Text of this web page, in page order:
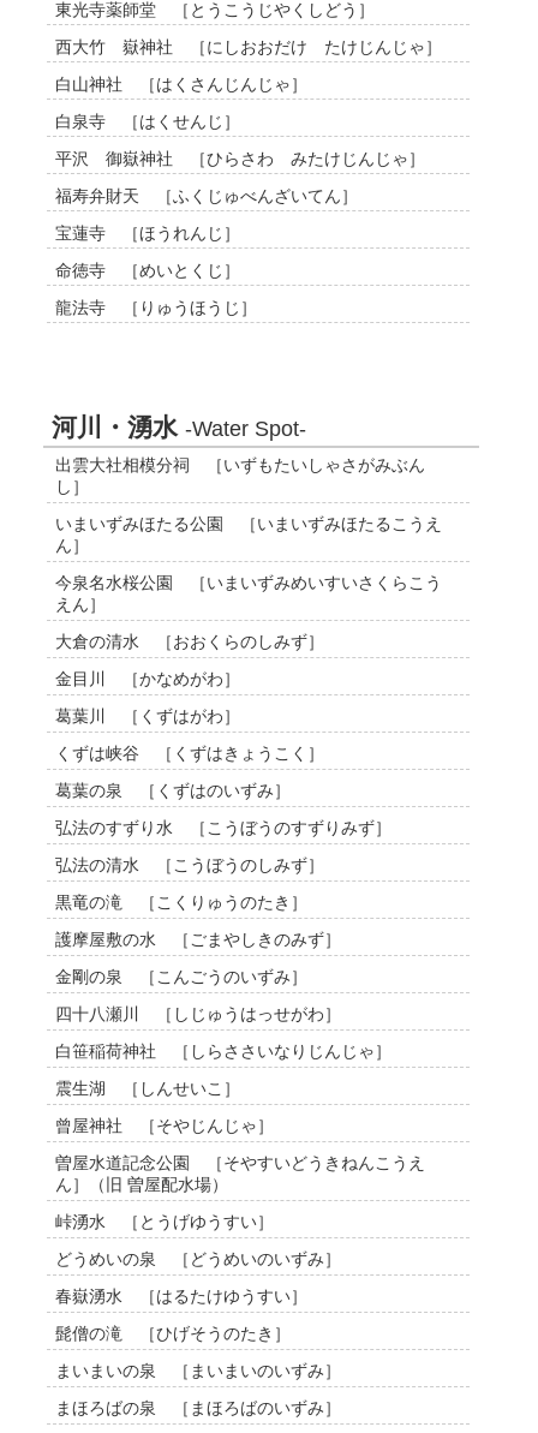
東光寺薬師堂 ［とうこうじやくしどう］
西大竹 嶽神社 ［にしおおだけ たけじんじゃ］
白山神社 ［はくさんじんじゃ］
白泉寺 ［はくせんじ］
平沢 御嶽神社 ［ひらさわ みたけじんじゃ］
福寿弁財天 ［ふくじゅべんざいてん］
宝蓮寺 ［ほうれんじ］
命徳寺 ［めいとくじ］
龍法寺 ［りゅうほうじ］
河川・湧水-Water Spot-
出雲大社相模分祠 ［いずもたいしゃさがみぶん
し］
いまいずみほたる公園 ［いまいずみほたるこうえ
ん］
今泉名水桜公園 ［いまいずみめいすいさくらこう
えん］
大倉の清水 ［おおくらのしみず］
金目川 ［かなめがわ］
葛葉川 ［くずはがわ］
くずは峡谷 ［くずはきょうこく］
葛葉の泉 ［くずはのいずみ］
弘法のすずり水 ［こうぼうのすずりみず］
弘法の清水 ［こうぼうのしみず］
黒竜の滝 ［こくりゅうのたき］
護摩屋敷の水 ［ごまやしきのみず］
金剛の泉 ［こんごうのいずみ］
四十八瀬川 ［しじゅうはっせがわ］
白笹稲荷神社 ［しらささいなりじんじゃ］
震生湖 ［しんせいこ］
曾屋神社 ［そやじんじゃ］
曽屋水道記念公園 ［そやすいどうきねんこうえ
ん］（旧 曽屋配水場）
峠湧水 ［とうげゆうすい］
どうめいの泉 ［どうめいのいずみ］
春嶽湧水 ［はるたけゆうすい］
髭僧の滝 ［ひげそうのたき］
まいまいの泉 ［まいまいのいずみ］
まほろばの泉 ［まほろばのいずみ］